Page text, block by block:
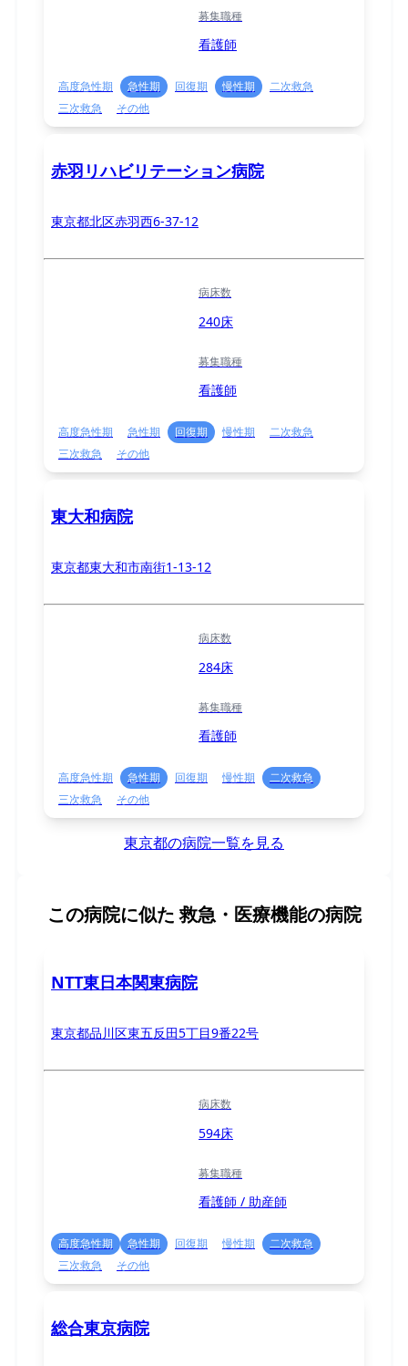
募集職種
看護師
高度急性期 急性期 回復期 慢性期
二次救急
三次救急
その他
赤羽リハビリテーション病院
東京都北区赤羽西6-37-12
病床数
240床
募集職種
看護師
高度急性期 急性期 回復期 慢性期
二次救急
三次救急
その他
東大和病院
東京都東大和市南街1-13-12
病床数
284床
募集職種
看護師
高度急性期 急性期 回復期 慢性期
二次救急
三次救急
その他
東京都の病院一覧を見る
この病院に似た 救急・医療機能の病院
NTT東日本関東病院
東京都品川区東五反田5丁目9番22号
病床数
594床
募集職種
看護師 / 助産師
高度急性期 急性期 回復期 慢性期
二次救急
三次救急
その他
総合東京病院